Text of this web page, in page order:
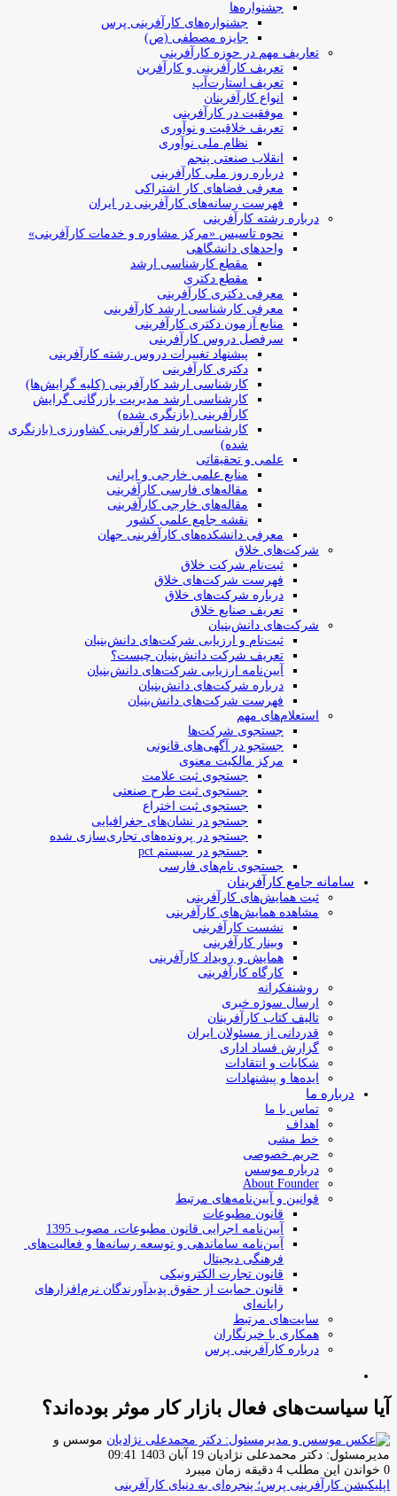
جشنواره‌ها
جشنواره‌های کارآفرینی‌ پرس
جایزه مصطفی (ص)
تعاریف مهم در حوزه کارآفرینی
تعریف کارآفرینی و کارآفرین
تعریف استارت‌آپ
انواع کارآفرینان
موفقیت در کارآفرینی
تعریف خلاقیت و نوآوری
نظام ملی نوآوری
انقلاب صنعتی پنجم
درباره روز ملی کارآفرینی
معرفی فضاهای کار اشتراکی
فهرست رسانه‌های کارآفرینی در ایران
درباره رشته کارآفرینی
نحوه تاسیس «مرکز مشاوره و خدمات کارآفرینی»
واحدهای دانشگاهی
مقطع کارشناسی ارشد
مقطع دکتری
معرفی دکتری کارآفرینی
معرفی کارشناسی ارشد کارآفرینی
منابع آزمون دکتری کارآفرینی
سرفصل دروس کارآفرینی
پیشنهاد تغییرات دروس رشته کارآفرینی
دکتری کارآفرینی
کارشناسی ارشد کارآفرینی (کلیه گرایش‌ها)
کارشناسی ارشد مدیریت بازرگانی گرایش
کارآفرینی (بازنگری شده)
کارشناسی ارشد کارآفرینی کشاورزی (بازنگری
شده)
علمی و تحقیقاتی
منابع علمی خارجی و ایرانی
مقاله‌های فارسی کارآفرینی
مقاله‌های خارجی کارآفرینی
نقشه جامع علمی کشور
معرفی دانشکده‌های کارآفرینی جهان
شرکت‌های خلاق
ثبت‌نام شرکت خلاق
فهرست شرکت‌های خلاق
درباره شرکت‌های خلاق
تعریف صنایع خلاق
شرکت‌های دانش‌بنیان
ثبت‌نام و ارزیابی شرکت‌های دانش‌بنیان
تعریف شرکت دانش‌بنیان چیست؟
آیین‌نامه ارزیابی شرکت‌های دانش‌بنیان
درباره شرکت‌های دانش‌بنیان
فهرست شرکت‌های دانش‌بنیان
استعلام‌های مهم
جستجوی شرکت‌ها
جستجو در آگهی‌های قانونی
مرکز مالکیت معنوی
جستجوی ثبت علامت
جستجوی ثبت طرح صنعتی
جستجوی ثبت اختراع
جستجو در نشان‌های جغرافیایی
جستجو در پرونده‌های تجاری‌سازی شده
جستجو در سیستم pct
جستجوی نام‌های فارسی
سامانه جامع کارآفرینان
ثبت همایش‌های کارآفرینی
مشاهده همایش‌های کارآفرینی
نشست کارآفرینی
وبینار کارآفرینی
همایش و رویداد کارآفرینی
کارگاه کارآفرینی
روشنفکرانه
ارسال سوژه‌ خبری
تالیف کتاب کارآفرینان
قدردانی از مسئولان ایران
گزارش فساد اداری
شکایات و انتقادات
ایده‌ها و پیشنهادات
درباره ما
تماس با ما
اهداف
خط مشی
حریم خصوصی
درباره موسس
About Founder
قوانین و آیین‌نامه‌های مرتبط
‌قانون مطبوعات
آیین‌نامه اجرایی قانون مطبوعات، مصوب 1395
آیین‌نامه سامان­دهی و توسعه رسانه­‌ها و فعالیت‌­های
فرهنگی دیجیتال
قانون تجارت الکترونیکی
قانون حمایت از حقوق پدیدآورندگان نرم‌افزارهای
رایانه‌ای
سایت‌های مرتبط
همکاری با خبرنگاران
درباره کارآفرینی پرس
آیا سیاست‌های فعال بازار کار موثر بوده‌اند؟
موسس و
مدیرمسئول: دکتر محمدعلی نژادیان ارسال
ایمیل
19 آبان 1403 09:41
0 خواندن این مطلب 4 دقیقه زمان میبرد
اپلیکیشن کارآفرینی پرس؛ پنجره‌ای به دنیای کارآفرینی